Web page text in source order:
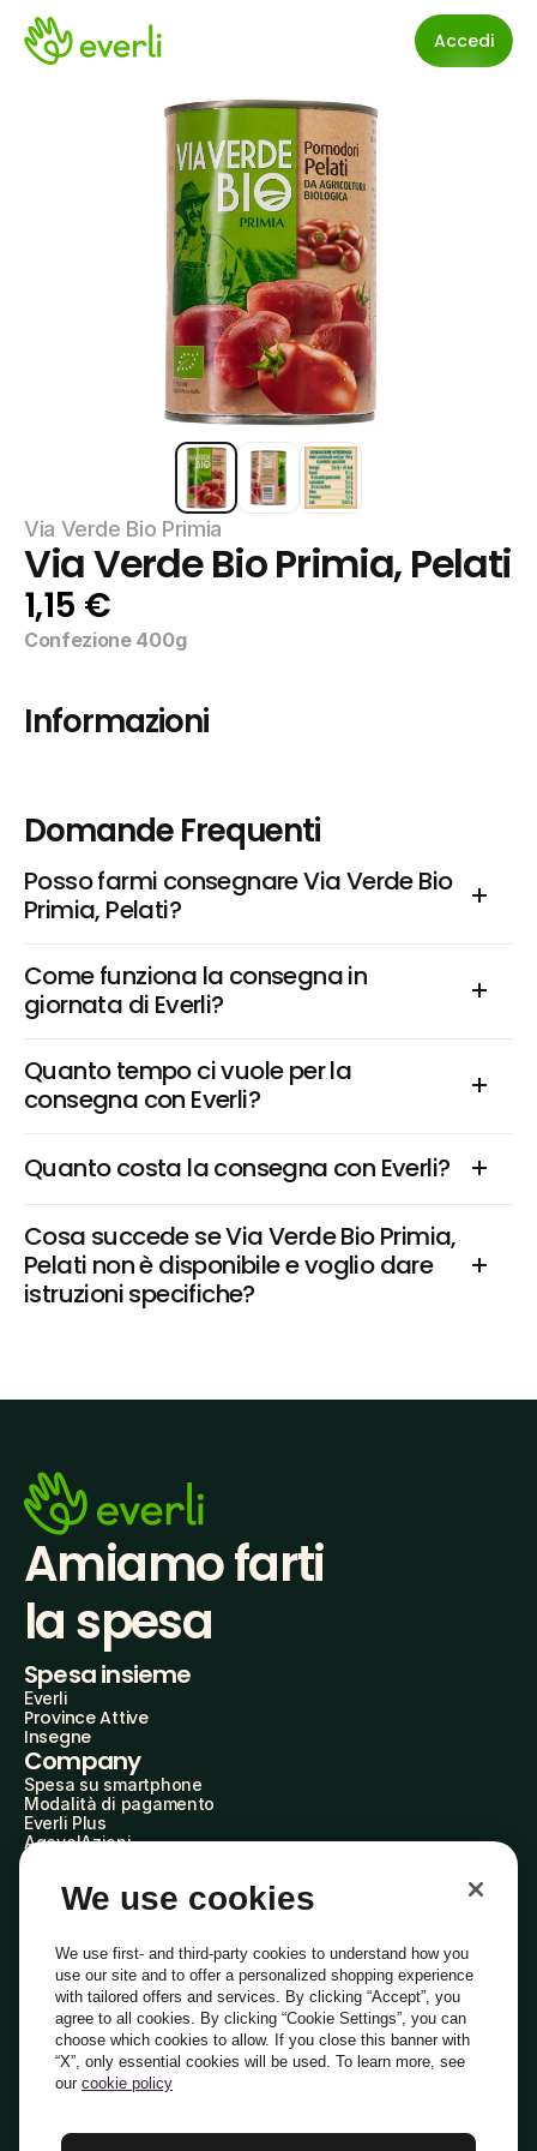
Accedi
Via Verde Bio Primia
Via Verde Bio Primia, Pelati
1,15 €
Confezione 400g
Informazioni
Domande Frequenti
Posso farmi consegnare Via Verde Bio
Primia, Pelati?
Come funziona la consegna in
giornata di Everli?
Quanto tempo ci vuole per la
consegna con Everli?
Quanto costa la consegna con Everli?
Cosa succede se Via Verde Bio Primia,
Pelati non è disponibile e voglio dare
istruzioni specifiche?
Amiamo farti
la spesa
Spesa insieme
Everli
Province Attive
Insegne
Company
Spesa su smartphone
Modalità di pagamento
Everli Plus
AgevolAzioni
Everli Shoppers
Scopri chi siamo
Domande frequenti
Lavora con noi
Diventa Shopper
Investitori
PrivacyCookiePreferenze Cookie
Termini e Condizioni
Italiano
We use cookies
We use first- and third-party cookies to understand how you
use our site and to offer a personalized shopping experience
with tailored offers and services. By clicking “Accept”, you
agree to all cookies. By clicking “Cookie Settings”, you can
choose which cookies to allow. If you close this banner with
“X”, only essential cookies will be used. To learn more, see
our cookie policy